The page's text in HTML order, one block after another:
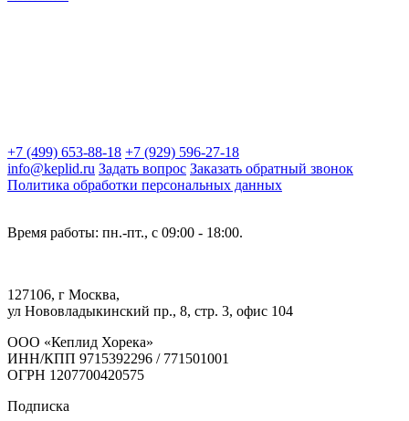
+7 (499) 653-88-18 +7 (929) 596-27-18
info@keplid.ru Задать вопрос Заказать обратный звонок
Политика обработки персональных данных
Время работы: пн.-пт., с 09:00 - 18:00.
127106, г Москва,
ул Нововладыкинский пр., 8, стр. 3, офис 104
ООО «Кеплид Хорека»
ИНН/КПП 9715392296 / 771501001
ОГРН 1207700420575
Подписка